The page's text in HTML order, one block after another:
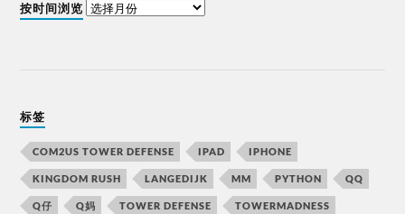
按时间浏览
标签
COM2US TOWER DEFENSE IPAD IPHONE
KINGDOM RUSH LANGEDIJK MM PYTHON QQ
Q仔 Q妈 TOWER DEFENSE TOWERMADNESS